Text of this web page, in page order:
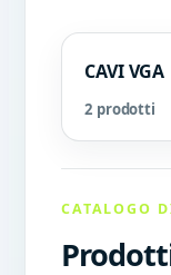
CAVI VGA
2 prodotti
CATALOGO